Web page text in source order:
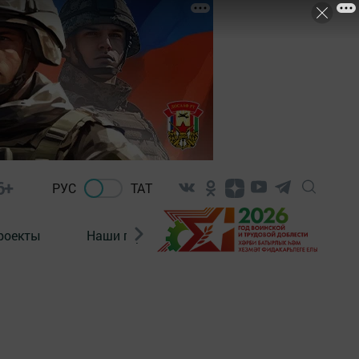
РУС ТАТ
Наши герои Нормативно-правовые